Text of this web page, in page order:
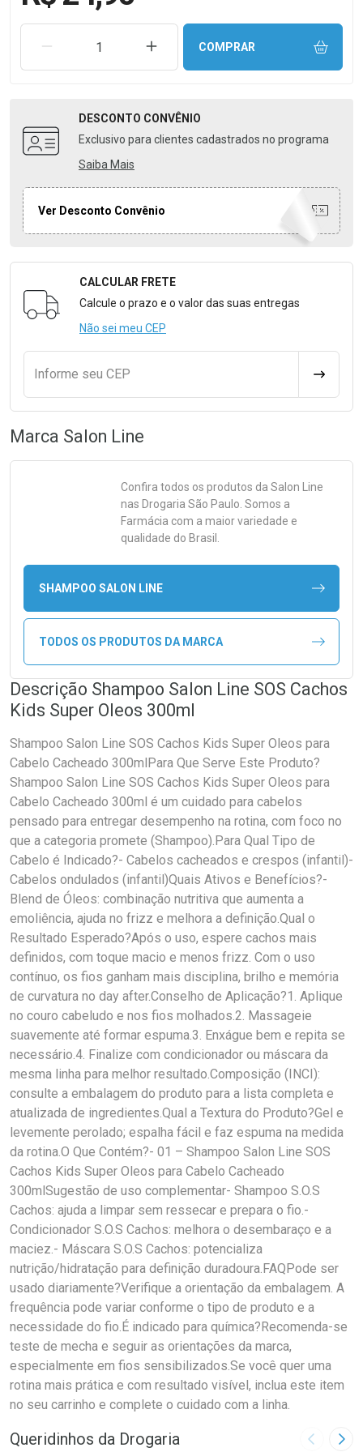
REMOVER UMA UNIDADEAUMENTAR UMA UNIDADE
COMPRAR
DESCONTO CONVÊNIO
Exclusivo para clientes cadastrados no programa
Saiba Mais
Ver Desconto Convênio
Formulário para Calcular o Frete
CALCULAR FRETE
Calcule o prazo e o valor das suas entregas
Não sei meu CEP
Informe seu CEP
Marca Salon Line
Confira todos os produtos da Salon Line
nas Drogaria São Paulo. Somos a
Farmácia com a maior variedade e
qualidade do Brasil.
SHAMPOO SALON LINE
TODOS OS PRODUTOS DA MARCA
Descrição Shampoo Salon Line SOS Cachos
Kids Super Oleos 300ml
Shampoo Salon Line SOS Cachos Kids Super Oleos para
Cabelo Cacheado 300mlPara Que Serve Este Produto?
Shampoo Salon Line SOS Cachos Kids Super Oleos para
Cabelo Cacheado 300ml é um cuidado para cabelos
pensado para entregar desempenho na rotina, com foco no
que a categoria promete (Shampoo).Para Qual Tipo de
Cabelo é Indicado?- Cabelos cacheados e crespos (infantil)-
Cabelos ondulados (infantil)Quais Ativos e Benefícios?-
Blend de Óleos: combinação nutritiva que aumenta a
emoliência, ajuda no frizz e melhora a definição.Qual o
Resultado Esperado?Após o uso, espere cachos mais
definidos, com toque macio e menos frizz. Com o uso
contínuo, os fios ganham mais disciplina, brilho e memória
de curvatura no day after.Conselho de Aplicação?1. Aplique
no couro cabeludo e nos fios molhados.2. Massageie
suavemente até formar espuma.3. Enxágue bem e repita se
necessário.4. Finalize com condicionador ou máscara da
mesma linha para melhor resultado.Composição (INCI):
consulte a embalagem do produto para a lista completa e
atualizada de ingredientes.Qual a Textura do Produto?Gel e
levemente perolado; espalha fácil e faz espuma na medida
da rotina.O Que Contém?- 01 – Shampoo Salon Line SOS
Cachos Kids Super Oleos para Cabelo Cacheado
300mlSugestão de uso complementar- Shampoo S.O.S
Cachos: ajuda a limpar sem ressecar e prepara o fio.-
Condicionador S.O.S Cachos: melhora o desembaraço e a
maciez.- Máscara S.O.S Cachos: potencializa
nutrição/hidratação para definição duradoura.FAQPode ser
usado diariamente?Verifique a orientação da embalagem. A
frequência pode variar conforme o tipo de produto e a
necessidade do fio.É indicado para química?Recomenda-se
teste de mecha e seguir as orientações da marca,
especialmente em fios sensibilizados.Se você quer uma
rotina mais prática e com resultado visível, inclua este item
no seu carrinho e complete o cuidado com a linha.
Queridinhos da Drogaria Imagem